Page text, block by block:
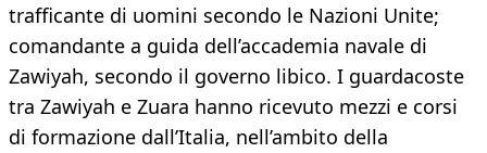
trafficante di uomini secondo le Nazioni Unite;
comandante a guida dell’accademia navale di
Zawiyah, secondo il governo libico. I guardacoste
tra Zawiyah e Zuara hanno ricevuto mezzi e corsi
di formazione dall’Italia, nell’ambito della